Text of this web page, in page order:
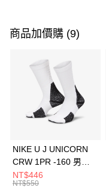
信用卡一次付款
3 期 0 利率 每期
合作金庫商業銀行
華南商業銀行
上海商業儲蓄銀行
元大商業銀行
Apple Pay
全盈+PAY
AFTEE先享後付
商品加價購 (9)
NIKE U J UNICORN
CRW 1PR -160 男女
中統襪 FZ3393100
NT$446
NT$550